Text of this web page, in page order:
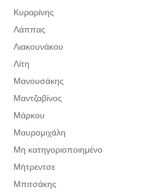
Κυραρίνης
Λάππας
Λιακουνάκου
Λίτη
Μανουσάκης
Μαντζαβίνος
Μάρκου
Μαυρομιχάλη
Μη κατηγοριοποιημένο
Μήτρεντσε
Μπιτσάκης